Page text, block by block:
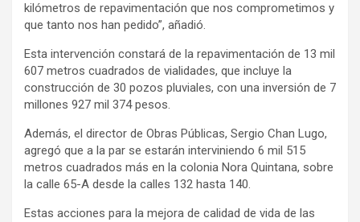
kilómetros de repavimentación que nos comprometimos y
que tanto nos han pedido”, añadió.
Esta intervención constará de la repavimentación de 13 mil
607 metros cuadrados de vialidades, que incluye la
construcción de 30 pozos pluviales, con una inversión de 7
millones 927 mil 374 pesos.
Además, el director de Obras Públicas, Sergio Chan Lugo,
agregó que a la par se estarán interviniendo 6 mil 515
metros cuadrados más en la colonia Nora Quintana, sobre
la calle 65-A desde la calles 132 hasta 140.
Estas acciones para la mejora de calidad de vida de las